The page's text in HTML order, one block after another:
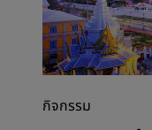
กิจกรรม